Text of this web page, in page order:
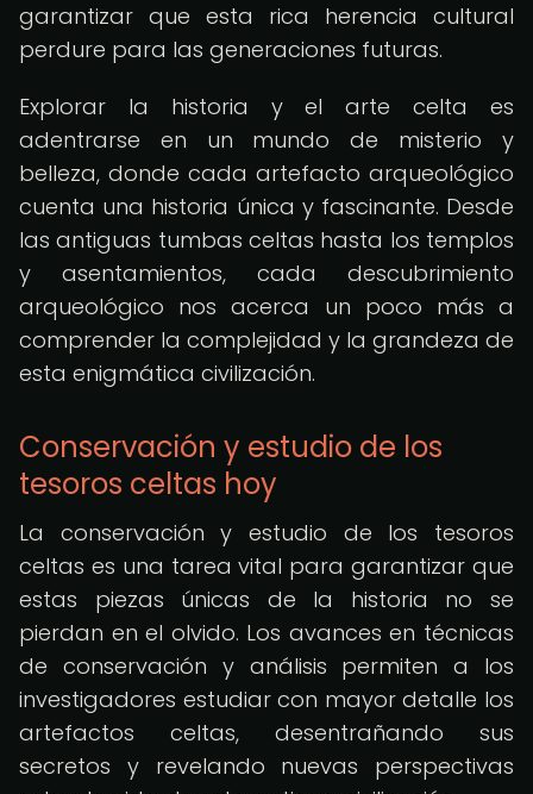
garantizar que esta rica herencia cultural
perdure para las generaciones futuras.
Explorar la historia y el arte celta es
adentrarse en un mundo de misterio y
belleza, donde cada artefacto arqueológico
cuenta una historia única y fascinante. Desde
las antiguas tumbas celtas hasta los templos
y asentamientos, cada descubrimiento
arqueológico nos acerca un poco más a
comprender la complejidad y la grandeza de
esta enigmática civilización.
Conservación y estudio de los
tesoros celtas hoy
La conservación y estudio de los tesoros
celtas es una tarea vital para garantizar que
estas piezas únicas de la historia no se
pierdan en el olvido. Los avances en técnicas
de conservación y análisis permiten a los
investigadores estudiar con mayor detalle los
artefactos celtas, desentrañando sus
secretos y revelando nuevas perspectivas